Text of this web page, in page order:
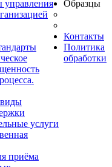
управления
услуги
приёма
Образцы
Контакты
Политика
обработки